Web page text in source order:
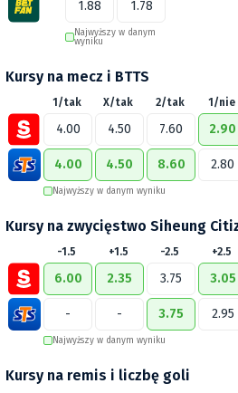
1.88 1.78
Najwyższy w danym
wyniku
Kursy na mecz i BTTS
1/tak X/tak 2/tak 1/nie
4.00 4.50 7.60 2.90
4.00 4.50 8.60 2.80
Najwyższy w danym wyniku
Kursy na zwycięstwo Siheung
-1.5 +1.5 -2.5 +2.5
6.00 2.35 3.75 3.05
- - 3.75 2.95
Najwyższy w danym wyniku
Kursy na remis i liczbę goli